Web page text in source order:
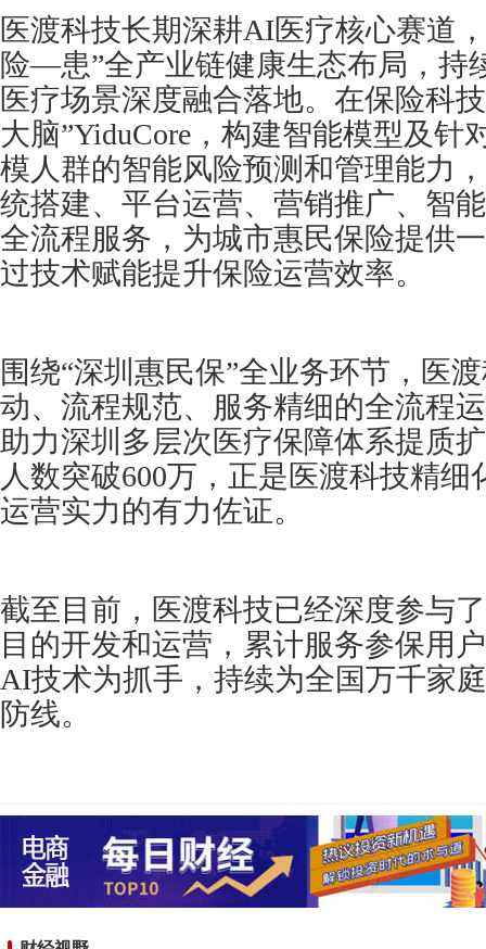
医渡科技长期深耕AI医疗核心赛道
险—患”全产业链健康生态布局，持
医疗场景深度融合落地。在保险科
大脑”YiduCore，构建智能模型及针
模人群的智能风险预测和管理能力
统搭建、平台运营、营销推广、智
全流程服务，为城市惠民保险提供
过技术赋能提升保险运营效率。
围绕“深圳惠民保”全业务环节，医
动、流程规范、服务精细的全流程
助力深圳多层次医疗保障体系提质
人数突破600万，正是医渡科技精
运营实力的有力佐证。
截至目前，医渡科技已经深度参与
目的开发和运营，累计服务参保用
AI技术为抓手，持续为全国万千家
防线。